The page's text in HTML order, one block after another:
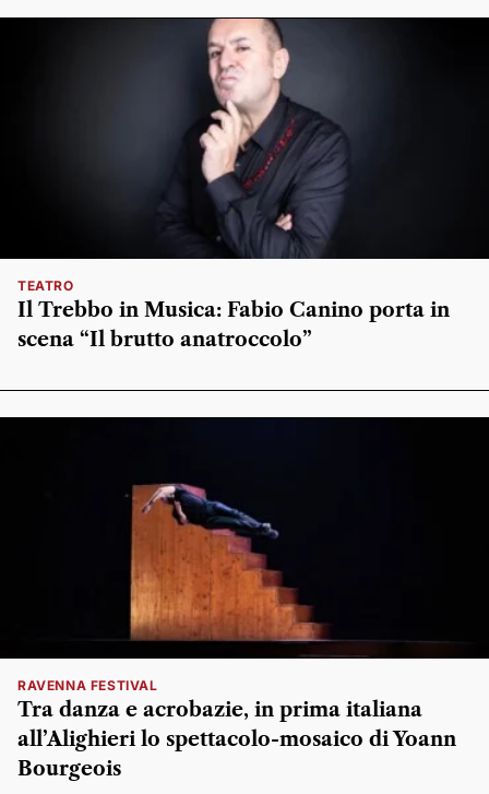
TEATRO
Il Trebbo in Musica: Fabio Canino porta in
scena “Il brutto anatroccolo”
RAVENNA FESTIVAL
Tra danza e acrobazie, in prima italiana
all’Alighieri lo spettacolo-mosaico di Yoann
Bourgeois